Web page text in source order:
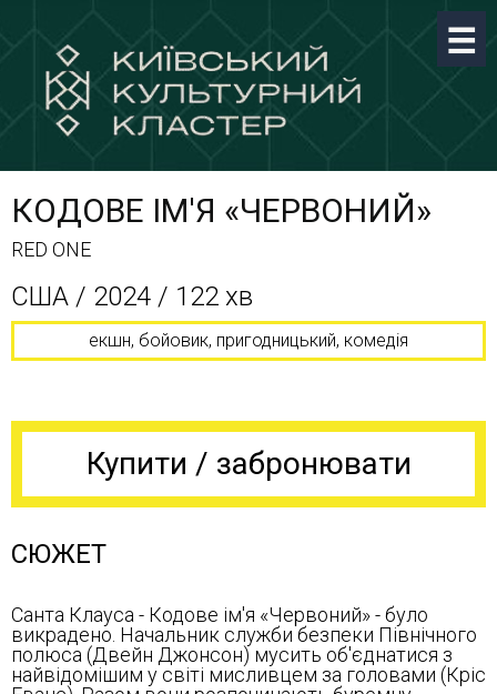
КОДОВЕ ІМ'Я «ЧЕРВОНИЙ»
RED ONE
США / 2024 / 122 хв
екшн, бойовик, пригодницький, комедія
Купити / забронювати
СЮЖЕТ
Санта Клауса - Кодове ім'я «Червоний» - було
викрадено. Начальник служби безпеки Північного
полюса (Двейн Джонсон) мусить об'єднатися з
найвідомішим у світі мисливцем за головами (Кріс